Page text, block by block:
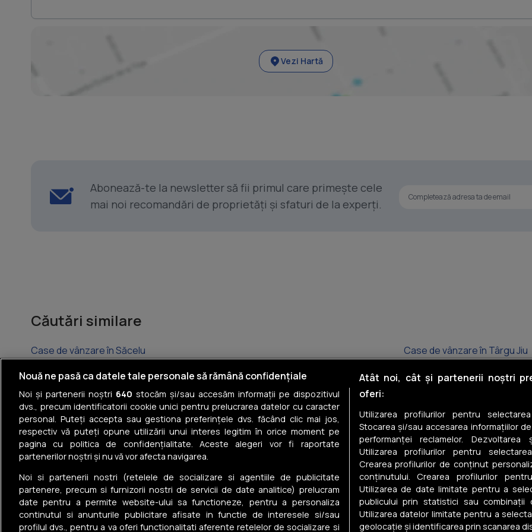
Vezi Hartă
Abonează-te la newsletter să fii primul care primește cele
mai noi recomandări de proprietăți și sfaturi de la experți.
Căutări similare
Case de vânzare în Săcelu
Case de vânzare în Târgu Jiu
Case de vânzare în Novaci
Case de vânzare în
Case de vânzare în Peștișani
Case de vânzare în Polovragi
Case de vânzare în Tismana
Case de vânzare în Stănești
Case de vânzare în Rânca
Case de vânzare în Alimpești
Case de vânzare în Bălești
Nouă ne pasă ca datele tale personale să rămână confidențiale
Noi și partenerii noștri 640 stocăm și/sau accesăm informații pe dispozitivul
dvs., precum identificatorii cookie unici pentru prelucrarea datelor cu caracter
personal. Puteți accepta sau gestiona preferințele dvs. făcând clic mai jos,
respectiv vă puteți opune utilizării unui interes legitim în orice moment pe
pagina cu politica de confidențialitate. Aceste alegeri vor fi raportate
partenerilor noștri și nu vă vor afecta navigarea.
Noi si partenerii nostri (retelele de socializare si agentiile de publicitate
partenere, precum si furnizorii nostri de servicii de date analitice) prelucram
date pentru a permite website-ului sa functioneze, pentru a personaliza
continutul si anunturile publicitare afisate in functie de interesele si/sau
profilul dvs., pentru a va oferi functionalitati aferente retelelor de socializare si
Atât noi, cât și partenerii noștri
oferi:
Utilizarea profilurilor pentru
Stocarea și/sau accesarea informațiilor
performanței reclamelor. Dezvoltarea
Utilizarea profilurilor pentru
Crearea profilurilor de conținut
conținutului. Crearea profilurilor
Utilizarea de date limitate pentru a
publicului prin statistici sau
Utilizarea datelor limitate pentru a
geolocație și identificarea prin scanarea